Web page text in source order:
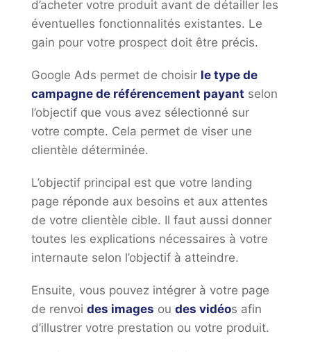
d’acheter votre produit avant de détailler les
éventuelles fonctionnalités existantes. Le
gain pour votre prospect doit être précis.
Google Ads permet de choisir le type de
campagne de référencement payant selon
l’objectif que vous avez sélectionné sur
votre compte. Cela permet de viser une
clientèle déterminée.
L’objectif principal est que votre landing
page réponde aux besoins et aux attentes
de votre clientèle cible. Il faut aussi donner
toutes les explications nécessaires à votre
internaute selon l’objectif à atteindre.
Ensuite, vous pouvez intégrer à votre page
de renvoi des images ou des vidéos afin
d’illustrer votre prestation ou votre produit.